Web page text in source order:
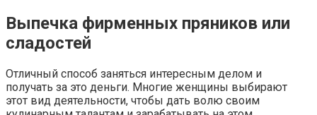
Выпечка фирменных пряников или
сладостей
Отличный способ заняться интересным делом и
получать за это деньги. Многие женщины выбирают
этот вид деятельности, чтобы дать волю своим